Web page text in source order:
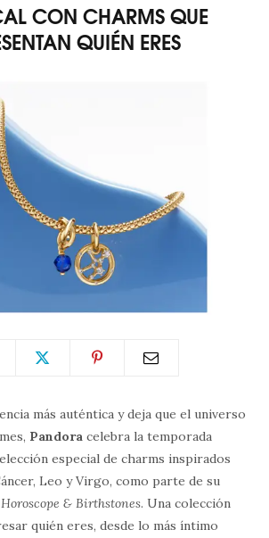
CON CHARMS QUE
QUIÉN ERES
más auténtica y deja que el universo
Pandora celebra la temporada
especial de charms inspirados
Leo y Virgo, como parte de su
Horoscope & Birthstones. Una colección
quién eres, desde lo más íntimo